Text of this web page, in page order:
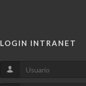
LOGIN INTRANET